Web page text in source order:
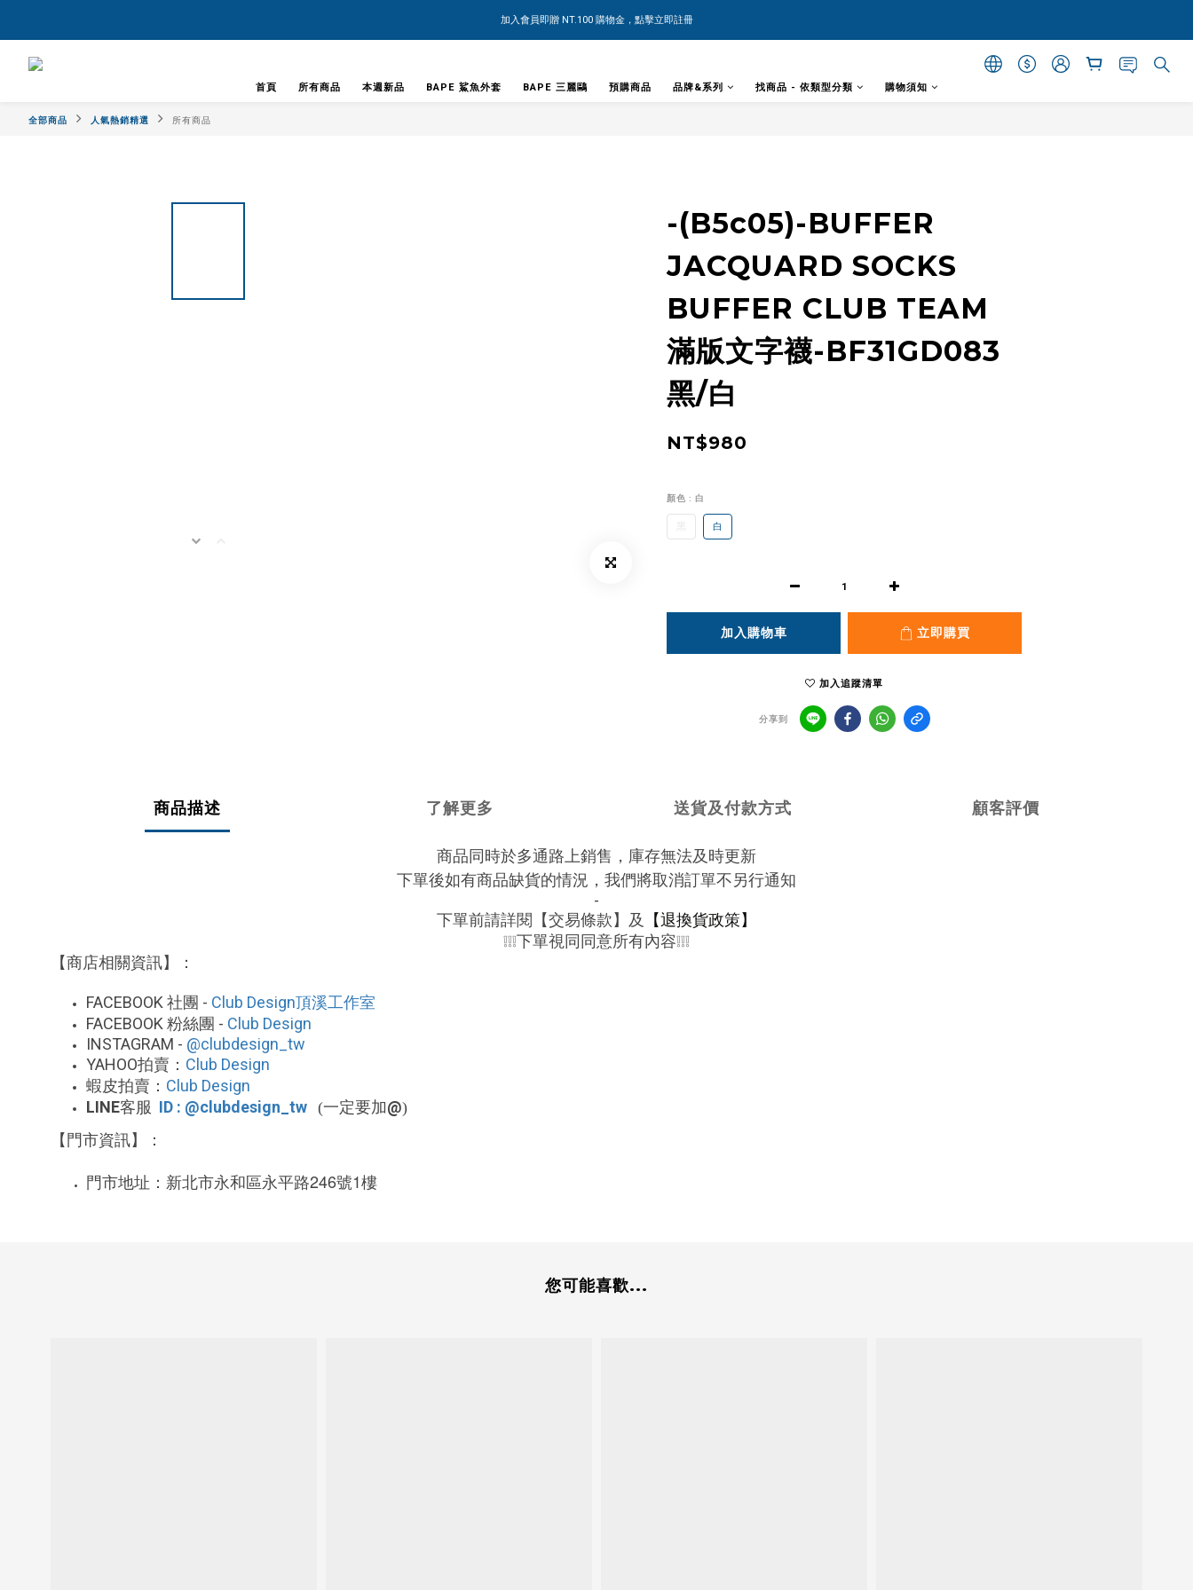
加入會員即贈 NT.100 購物金，點擊立即註冊
首頁 所有商品 本週新品 BAPE 鯊魚外套 BAPE 三麗鷗 預購商品 品牌&系列 找商品 - 依類型分類 購物須知
全部商品 人氣熱銷精選 所有商品
-(B5c05)-BUFFER
JACQUARD SOCKS
BUFFER CLUB TEAM
滿版文字襪-BF31GD083
黑/白
NT$980
顏色 : 白
白
加入購物車 立即購買
加入追蹤清單
分享到
商品描述 了解更多 送貨及付款方式 顧客評價
商品同時於多通路上銷售，庫存無法及時更新
下單後如有商品缺貨的情況，我們將取消訂單不另行通知
-
下單前請詳閱【交易條款】及
【退換貨政策】
❕❕❕下單視同同意所有內容❕❕❕
【商店相關資訊】：
FACEBOOK 社團 - Club Design頂溪工作室
FACEBOOK 粉絲團 - Club Design
INSTAGRAM - @clubdesign_tw
YAHOO拍賣： Club Design
蝦皮拍賣： Club Design
LINE客服 ID : @clubdesign_tw (一定要加@)
【門市資訊】：
門市地址：新北市永和區永平路246號1樓
您可能喜歡...